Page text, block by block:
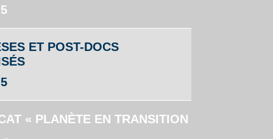
SES ET POST-DOCS
« PLANÈTE EN TRANSITION